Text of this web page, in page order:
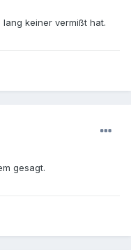
keiner vermißt hat.
gesagt.